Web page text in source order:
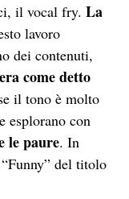
il vocal fry.La
lavoro
dei contenuti,
come detto
il tono è molto
esplorano con
le paure. In
del titolo